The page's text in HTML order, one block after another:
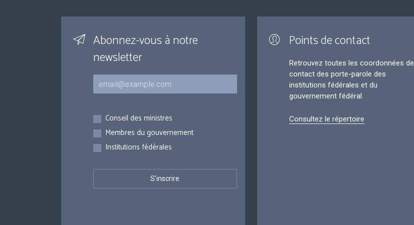
Abonnez-vous à notre
newsletter
Courriel
Inscriptions
Conseil des ministres
Membres du gouvernement
Institutions fédérales
Points de contact
Retrouvez toutes les coordonnées de
contact des porte-parole des
institutions fédérales et du
gouvernement fédéral.
Consultez le répertoire